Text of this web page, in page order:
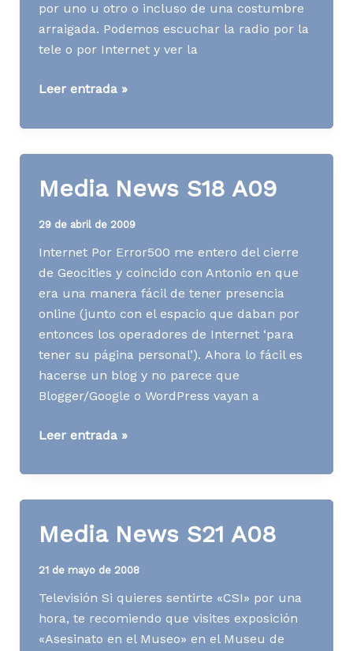
por uno u otro o incluso de una costumbre
arraigada. Podemos escuchar la radio por la
tele o por Internet y ver la
[AD]
mezcla
y
Leer entrada »
Media News S18 A09
29 de abril de 2009
Internet Por Error500 me entero del cierre
de Geocities y coincido con Antonio en que
era una manera fácil de tener presencia
online (junto con el espacio que daban por
entonces los operadores de Internet ‘para
tener su página personal’). Ahora lo fácil es
hacerse un blog y no parece que
Blogger/Google o WordPress vayan a
Media
S18
Leer entrada »
Media News S21 A08
21 de mayo de 2008
Televisión Si quieres sentirte «CSI» por una
hora, te recomiendo que visites exposición
«Asesinato en el Museo» en el Museu de